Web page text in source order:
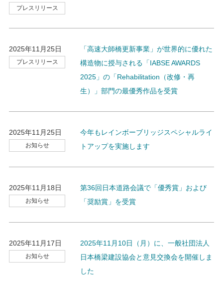
プレスリリース
2025年11月25日
プレスリリース
「高速大師橋更新事業」が世界的に優れた
構造物に授与される「IABSE AWARDS
2025」の「Rehabilitation（改修・再
生）」部門の最優秀作品を受賞
2025年11月25日
お知らせ
今年もレインボーブリッジスペシャルライ
トアップを実施します
2025年11月18日
お知らせ
第36回日本道路会議で「優秀賞」および
「奨励賞」を受賞
2025年11月17日
お知らせ
2025年11月10日（月）に、一般社団法人
日本橋梁建設協会と意見交換会を開催しま
した